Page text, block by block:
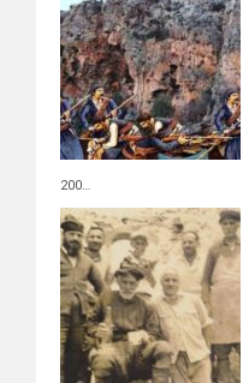
200…